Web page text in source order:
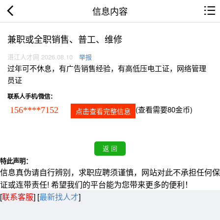
信息内容
兼职或全职销售、普工、维修
湛江人才网 2026.08.10 举报
过年可不休息，有广告销售经验，有高低压电工证，网络管理
员证
联系人手机/微信：
156****7152 点击查看完整信息 (查看需要80金币)
特此声明：
信息真伪请自行辨别，求职应聘须谨慎，网站对此不承担任何保
证或连带责任! 希望我们的平台能为您带来更多的便利！
[联系客服] [最新找人才]